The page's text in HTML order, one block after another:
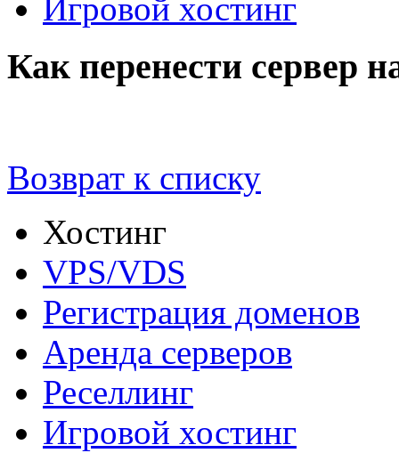
Игровой хостинг
Как перенести сервер
Возврат к списку
Хостинг
VPS/VDS
Регистрация доменов
Аренда серверов
Реселлинг
Игровой хостинг